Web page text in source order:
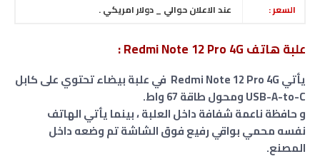
السعر :
عند الاعلان حوالي _ دولار امريكي .
علبة هاتف Redmi Note 12 Pro 4G :
يأتي Redmi Note 12 Pro 4G في علبة بيضاء تحتوي على كابل
USB-A-to-C ومحول طاقة 67 واط.
و حافظة ناعمة شفافة داخل العلبة ، بينما يأتي الهاتف
نفسه محمي بواقي رفيع فوق الشاشة تم وضعه داخل
المصنع.